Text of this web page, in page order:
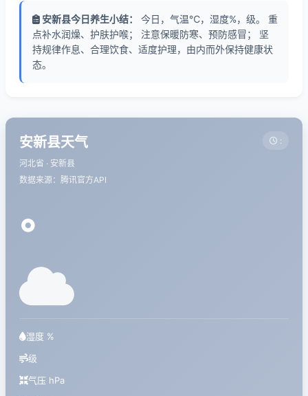
安新县今日养生小结：
今日，气温℃，湿度%，级。 重
点补水润燥、护肤护喉； 注意保暖防寒、预防感冒； 坚
持规律作息、合理饮食、适度护理，由内而外保持健康状
态。
安新县天气
河北省 · 安新县
数据来源：腾讯官方API
:
°
湿度 %
级
气压 hPa